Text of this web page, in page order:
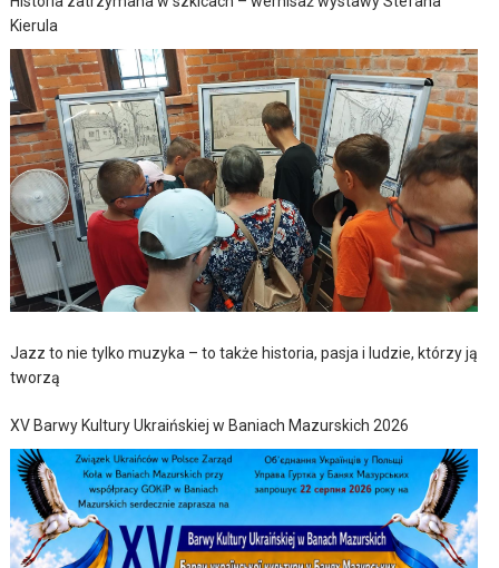
Kierula
Jazz to nie tylko muzyka – to także historia, pasja i ludzie, którzy ją
tworzą
XV Barwy Kultury Ukraińskiej w Baniach Mazurskich 2026